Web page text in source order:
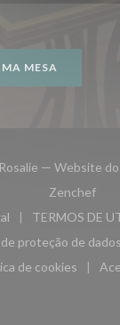
MESA
— Website
Zenchef
numa nova janela))
TERMOS DE
proteção de
((abre
de cookies
((abre numa